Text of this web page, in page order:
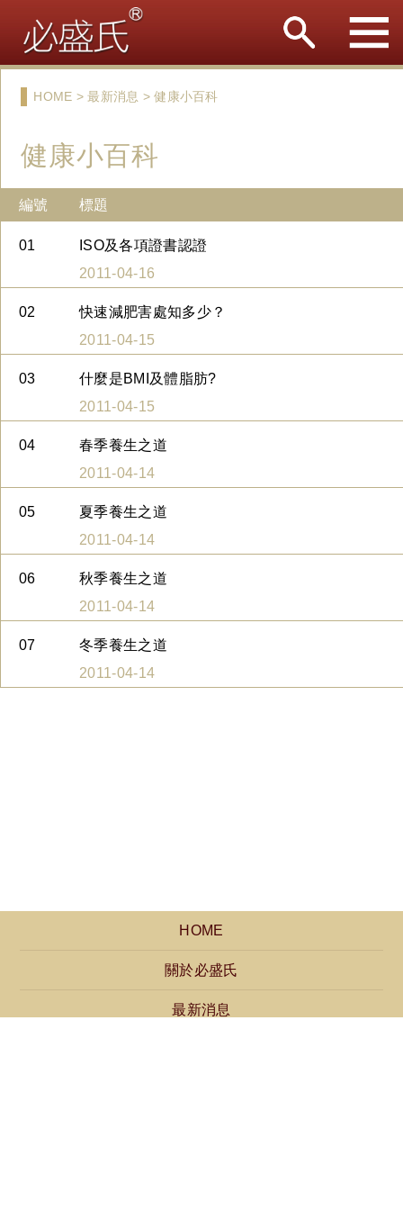
健康小百科
HOME > 最新消息 > 健康小百科
編號 標題
01
ISO及各項證書認證
2011-04-16
02
快速減肥害處知多少？
2011-04-15
03
什麼是BMI及體脂肪?
2011-04-15
04
春季養生之道
2011-04-14
05
夏季養生之道
2011-04-14
06
秋季養生之道
2011-04-14
07
冬季養生之道
2011-04-14
HOME
關於必盛氏
最新消息